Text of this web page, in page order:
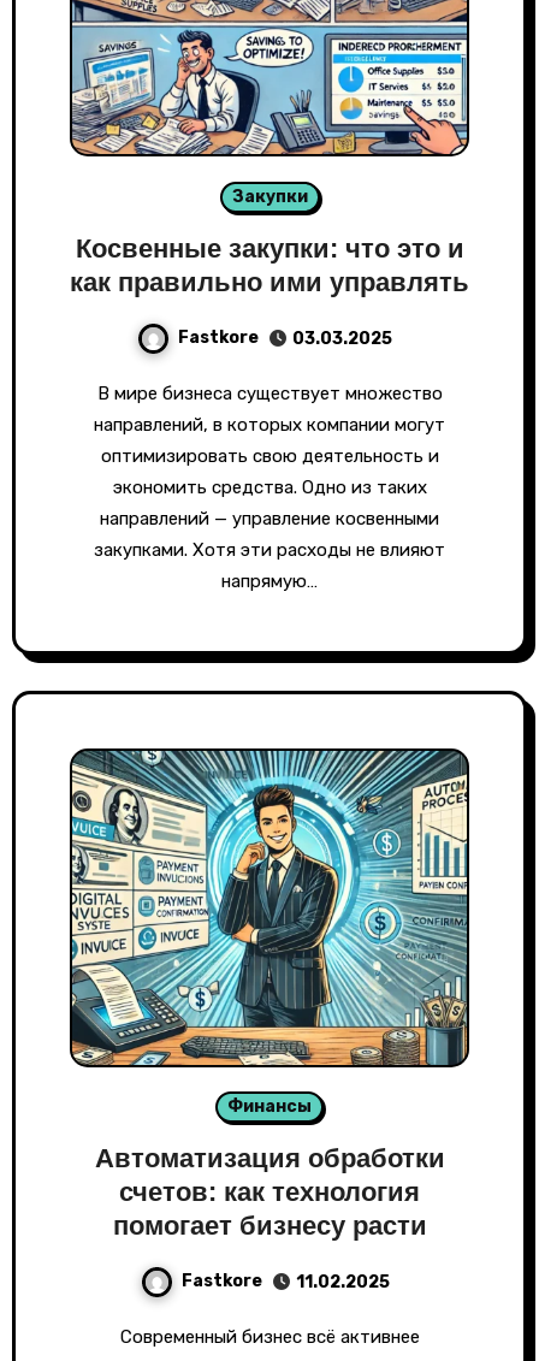
Закупки
Косвенные закупки: что это и
как правильно ими управлять
Fastkore 03.03.2025
В мире бизнеса существует множество
направлений, в которых компании могут
оптимизировать свою деятельность и
экономить средства. Одно из таких
направлений — управление косвенными
закупками. Хотя эти расходы не влияют
напрямую…
Финансы
Автоматизация обработки
счетов: как технология
помогает бизнесу расти
Fastkore 11.02.2025
Современный бизнес всё активнее